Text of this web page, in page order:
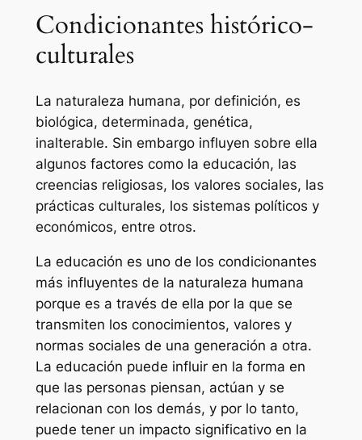
Condicionantes histórico-
culturales
La naturaleza humana, por definición, es
biológica, determinada, genética,
inalterable. Sin embargo influyen sobre ella
algunos factores como la educación, las
creencias religiosas, los valores sociales, las
prácticas culturales, los sistemas políticos y
económicos, entre otros.
La educación es uno de los condicionantes
más influyentes de la naturaleza humana
porque es a través de ella por la que se
transmiten los conocimientos, valores y
normas sociales de una generación a otra.
La educación puede influir en la forma en
que las personas piensan, actúan y se
relacionan con los demás, y por lo tanto,
puede tener un impacto significativo en la